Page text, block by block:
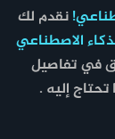
نقدم لك
الاصطناعي
في تفاصيل
إليه .